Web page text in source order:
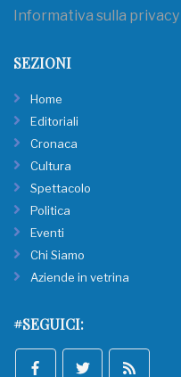
Informativa sulla privacy
SEZIONI
Home
Editoriali
Cronaca
Cultura
Spettacolo
Politica
Eventi
Chi Siamo
Aziende in vetrina
#SEGUICI: